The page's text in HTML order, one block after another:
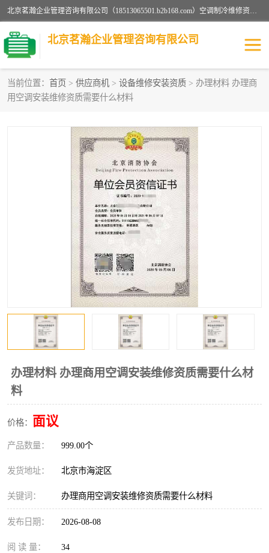
北京茗瀚企业管理咨询有限公司（18513065501.b2b168.com）空调制冷维修资质,油烟管道清洗资质,清洗行业资质公司秉承“顾客至上，锐意进缺的经营理念，我们提供高质量的产品，坚持“客户”的原则为广大客户提供贴心服务。如果你对公司的产品感兴趣，可以联系高经理，我们会用好的产品和服务让您满意。
北京茗瀚企业管理咨询有限公司
当前位置： 首页 > 供应商机 > 设备维修安装资质 > 办理材料 办理商
用空调安装维修资质需要什么材料
办理材料 办理商用空调安装维修资质需要什么材
料
价格： 面议
产品数量： 999.00个
发货地址： 北京市海淀区
关键词： 办理商用空调安装维修资质需要什么材料
发布日期： 2026-08-08
阅 读 量： 34
烟道清洗资质
认证服务
防爆电气维修安装资质 空调制冷维修安装资质
矿用设备检修资质